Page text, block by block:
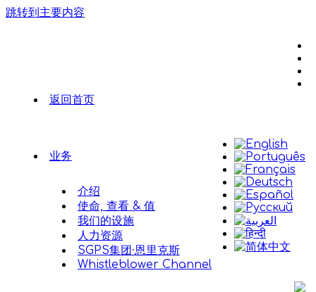
跳转到主要内容
返回首页
业务
介绍
使命, 查看 & 值
我们的设施
人力资源
SGPS集团·恩里克斯
Whistleblower Channel